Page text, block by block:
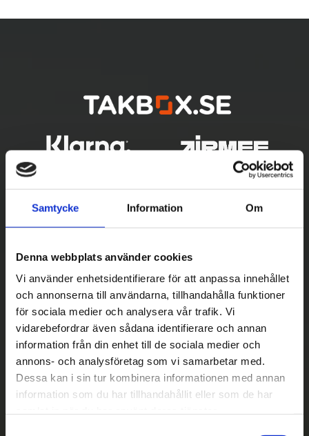
Samtycke Information Om
Denna webbplats använder cookies
Vi använder enhetsidentifierare för att anpassa innehållet
och annonserna till användarna, tillhandahålla funktioner
för sociala medier och analysera vår trafik. Vi
vidarebefordrar även sådana identifierare och annan
information från din enhet till de sociala medier och
annons- och analysföretag som vi samarbetar med.
Dessa kan i sin tur kombinera informationen med annan
information som du har tillhandahållit eller som de har
Betala säkert
|| Välj ||
Snabba leveranser
||
Eller ||
Hämta på lagret med/utan montering